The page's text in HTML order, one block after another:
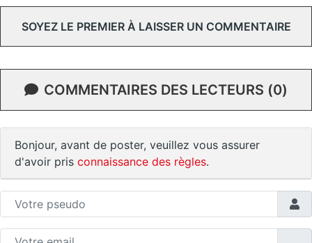
SOYEZ LE PREMIER À LAISSER UN COMMENTAIRE
COMMENTAIRES DES LECTEURS (0)
Bonjour, avant de poster, veuillez vous assurer
d'avoir pris connaissance des règles.